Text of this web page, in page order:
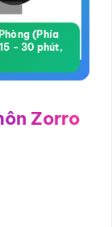
(Phía
- 30 phút,
Zorro